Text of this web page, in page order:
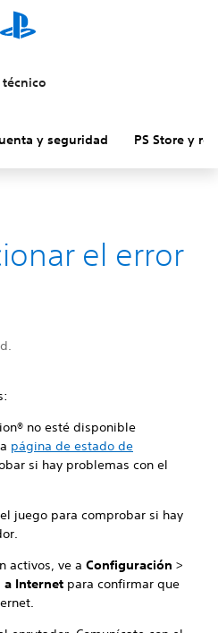
y seguridad PS Store y
el error
no esté disponible
página de estado de
si hay problemas con el
juego para comprobar si hay
activos, ve a Configuración >
a Internet para confirmar que